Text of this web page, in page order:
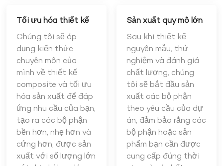
Tối ưu hóa thiết kế
Chúng tôi sẽ áp
dụng kiến thức
chuyên môn của
mình về thiết kế
composite và tối ưu
hóa sản xuất để đáp
ứng nhu cầu của bạn,
tạo ra các bộ phận
bền hơn, nhẹ hơn và
cứng hơn, được sản
xuất với số lượng lớn
Sản xuất quy mô lớn
Sau khi thiết kế
nguyên mẫu, thử
nghiệm và đánh giá
chất lượng, chúng
tôi sẽ bắt đầu sản
xuất các bộ phận
theo yêu cầu của dự
án, đảm bảo rằng các
bộ phận hoặc sản
phẩm bạn cần được
cung cấp đúng thời